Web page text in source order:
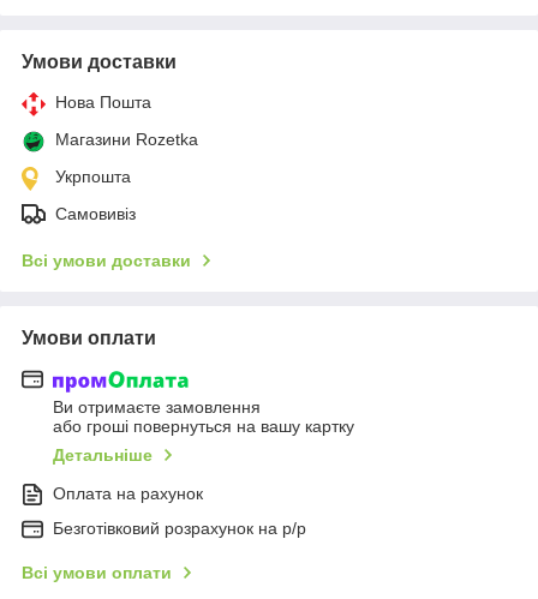
Умови доставки
Нова Пошта
Магазини Rozetka
Укрпошта
Самовивіз
Всі умови доставки
Умови оплати
Ви отримаєте замовлення
або гроші повернуться на вашу картку
Детальніше
Оплата на рахунок
Безготівковий розрахунок на р/р
Всі умови оплати